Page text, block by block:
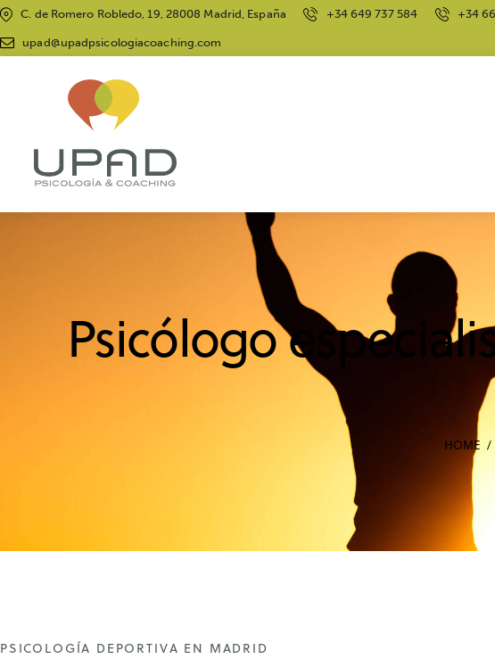
C. de Romero Robledo, 19, 28008 Madrid, España +34 649 737 584 +34
upad@upadpsicologiacoaching.com
Psicólogo
HOME
PSICOLOGÍA DEPORTIVA EN MADRID